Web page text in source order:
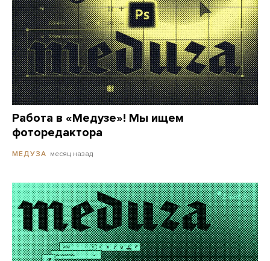
Работа в «Медузе»! Мы ищем
фоторедактора
МЕДУЗА месяц назад